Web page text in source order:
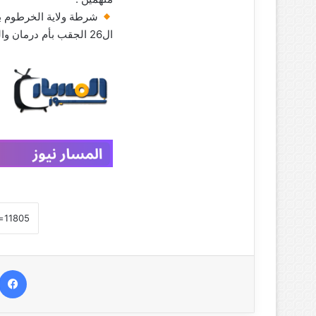
شرطة ولاية الخرطوم
ال26 الجقب بأم درمان والحملة تضبط عدد 48 من الأسلحة الرشاشة وتوقف متهمين .